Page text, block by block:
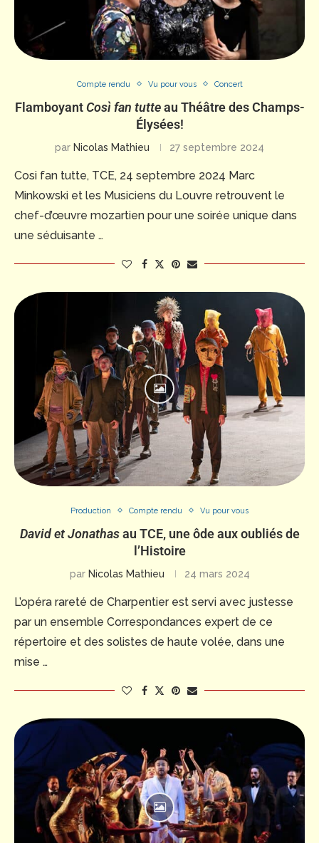
Compte rendu Vu pour vous Concert
FlamboyantCosì fan tutteau Théâtre des Champs-
Élysées!
par Nicolas Mathieu 27 septembre 2024
Cosi fan tutte, TCE, 24 septembre 2024 Marc
Minkowski et les Musiciens du Louvre retrouvent le
chef-d’œuvre mozartien pour une soirée unique dans
une séduisante …
Production Compte rendu Vu pour vous
David et Jonathasau TCE, une ôde aux oubliés de
l’Histoire
par Nicolas Mathieu 24 mars 2024
L’opéra rareté de Charpentier est servi avec justesse
par un ensemble Correspondances expert de ce
répertoire et des solistes de haute volée, dans une
mise …